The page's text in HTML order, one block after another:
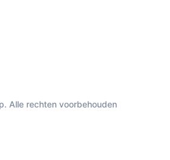
Alle rechten voorbehouden